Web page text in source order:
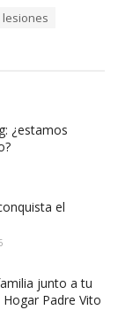
lesiones
¿estamos
el
junto a tu
Padre Vito